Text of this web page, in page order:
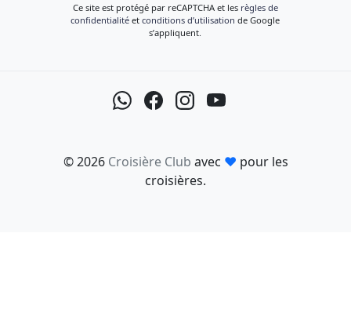
Ce site est protégé par reCAPTCHA et les règles de
confidentialité etconditions d’utilisation de Google
s’appliquent.
© 2026 Croisière Club avec ♥ pour les
croisières.